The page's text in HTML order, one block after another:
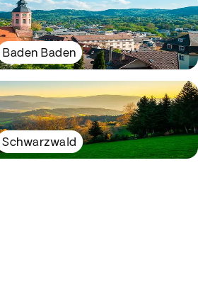
Baden Baden
Schwarzwald